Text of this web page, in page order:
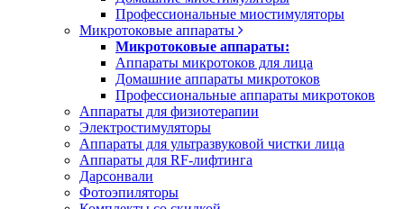
Профессиональные миостимуляторы
Микротоковые аппараты
Микротоковые аппараты:
Аппараты микротоков для лица
Домашние аппараты микротоков
Профессиональные аппараты микротоков
Аппараты для физиотерапии
Электростимуляторы
Аппараты для ультразвуковой чистки лица
Аппараты для RF-лифтинга
Дарсонвали
Фотоэпиляторы